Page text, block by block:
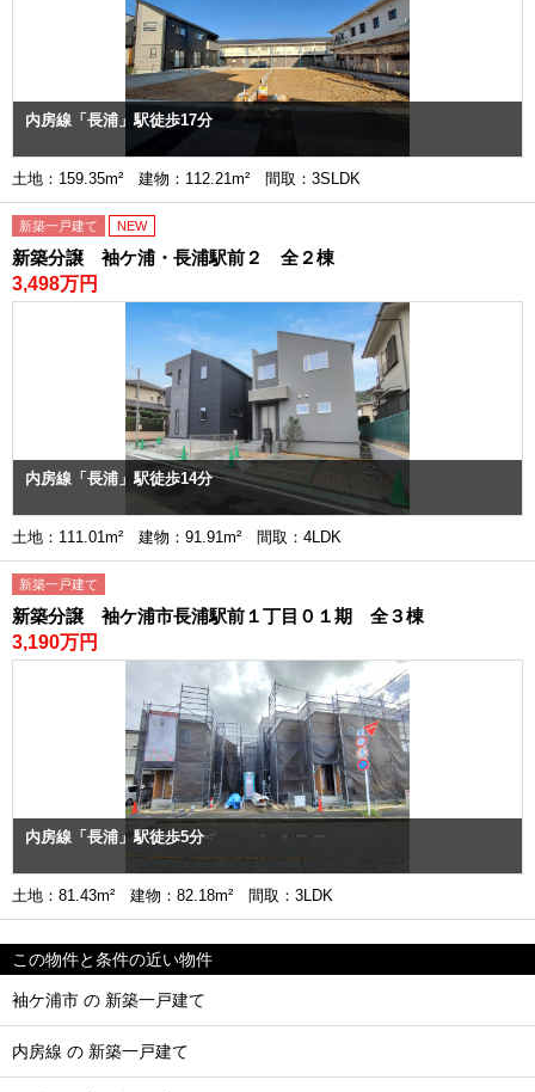
内房線「長浦」駅徒歩17分
土地：159.35m² 建物：112.21m² 間取：3SLDK
新築一戸建て NEW
新築分譲 袖ケ浦・長浦駅前２ 全２棟
3,498万円
内房線「長浦」駅徒歩14分
土地：111.01m² 建物：91.91m² 間取：4LDK
新築一戸建て
新築分譲 袖ケ浦市長浦駅前１丁目０１期 全３棟
3,190万円
内房線「長浦」駅徒歩5分
土地：81.43m² 建物：82.18m² 間取：3LDK
この物件と条件の近い物件
袖ケ浦市 の 新築一戸建て
内房線 の 新築一戸建て